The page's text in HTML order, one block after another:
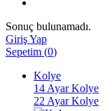
Sonuç bulunamadı.
Giriş Yap
Sepetim (0)
Kolye
14 Ayar Kolye
22 Ayar Kolye